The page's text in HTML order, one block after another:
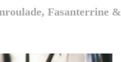
Fasanterrine &